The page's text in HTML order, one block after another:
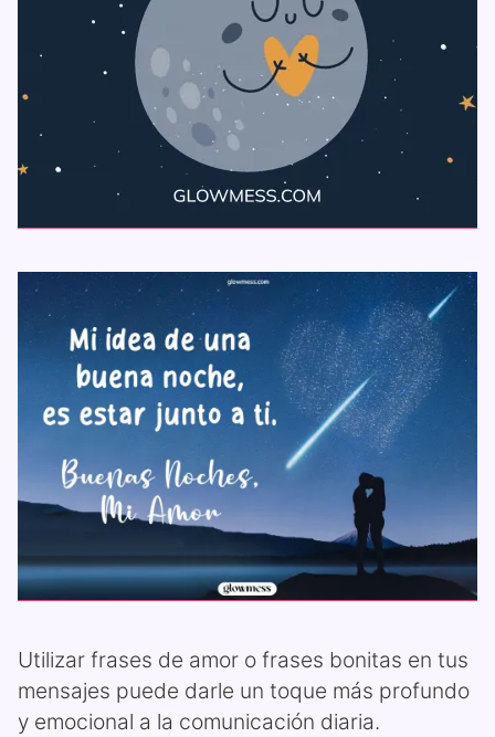
Utilizar frases de amor o frases bonitas en tus
mensajes puede darle un toque más profundo
y emocional a la comunicación diaria.